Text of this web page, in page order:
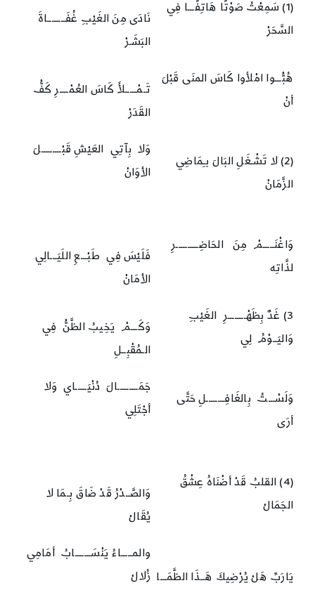
(1) سَمِعْتُ صَوْتًا هَاتِفًـــا فِي
السَّحَرْ
نَادَى مِنَ الغَيْبِ غُفَــــــــاةَ
البَشَـرْ
هُبُّـــوا امْلأوا كَاسَ المنَى قَبْلَ
أنْ
تَـمْـــــلأَ كَاسَ العُمْــــرِ كَفُّ
القَدَرْ
(2) لا تَشْـغَلِ البَالَ بـِمَاضِي
الزَّمَانْ
وَلا بِآتِي العَيْشِ قَبْـــــــــلَ
الأوَانْ
وَاغْنَـــــمْ مِنَ الحَاضِــــــــــرِ
لذَّاتِه
فَلَيْسَ فِي طَبْـــعِ اللَيَـــالِي
الأمَانْ
3) غَدٌ بِظَهْــــــــرِ الغَيْبِ
وَاليَــوْمُ لِي
وَكَـــمْ يَخِيبُ الظَّنُّ فِي
الـمُقْبِــلِ
وَلَسْـــتُ بِالغَافِــــــــلِ حَتَّى
أرَى
جَمَـــــــــالَ دُنْيَـــــاي وَلا
أجْتَلِي
(4) القلبُ قَدْ أضْنَاهُ عِشْقُ
الجَمَالْ
وَالصَّــدْرُ قَدْ ضَاقَ بِـمَا لا
يُقَالْ
يَارَبِّ هَلْ يُرْضِيكَ هَــذَا الظَّمَـــا
والمـــــاءُ يَنْسَـــــــابُ أمَامِي
زُلالْ